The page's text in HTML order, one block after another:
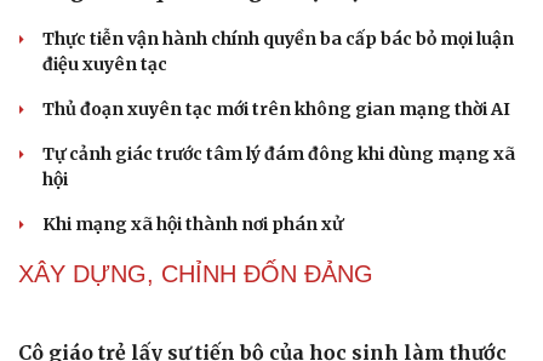
Thành tựu nhân quyền ở Việt Nam: Sự thật được
điệu xuyên tạc
hội